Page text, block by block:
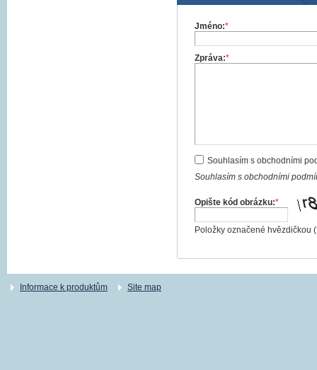
Jméno:*
Zpráva:*
Souhlasím s obchodními
Souhlasím s obchodními
Opište kód obrázku:*
Položky označené hvězdičkou (
Informace k produktům Site map